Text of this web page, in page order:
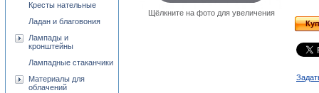
Щёлкните на фото для увеличения
Кресты нательные
Ладан и благовония
Лампады и
кронштейны
Лампадные стаканчики
Материалы для
облачений